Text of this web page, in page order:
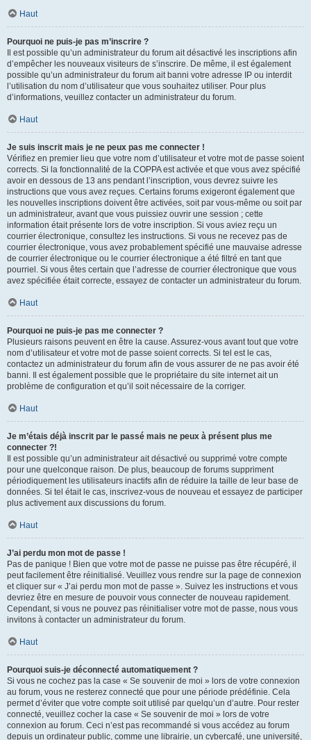
Haut
Pourquoi ne puis-je pas m’inscrire ?
Il est possible qu’un administrateur du forum ait désactivé les inscriptions afin
d’empêcher les nouveaux visiteurs de s’inscrire. De même, il est également
possible qu’un administrateur du forum ait banni votre adresse IP ou interdit
l’utilisation du nom d’utilisateur que vous souhaitez utiliser. Pour plus
d’informations, veuillez contacter un administrateur du forum.
Haut
Je suis inscrit mais je ne peux pas me connecter !
Vérifiez en premier lieu que votre nom d’utilisateur et votre mot de passe soient
corrects. Si la fonctionnalité de la COPPA est activée et que vous avez spécifié
avoir en dessous de 13 ans pendant l’inscription, vous devrez suivre les
instructions que vous avez reçues. Certains forums exigeront également que
les nouvelles inscriptions doivent être activées, soit par vous-même ou soit par
un administrateur, avant que vous puissiez ouvrir une session ; cette
information était présente lors de votre inscription. Si vous aviez reçu un
courrier électronique, consultez les instructions. Si vous ne recevez pas de
courrier électronique, vous avez probablement spécifié une mauvaise adresse
de courrier électronique ou le courrier électronique a été filtré en tant que
pourriel. Si vous êtes certain que l’adresse de courrier électronique que vous
avez spécifiée était correcte, essayez de contacter un administrateur du forum.
Haut
Pourquoi ne puis-je pas me connecter ?
Plusieurs raisons peuvent en être la cause. Assurez-vous avant tout que votre
nom d’utilisateur et votre mot de passe soient corrects. Si tel est le cas,
contactez un administrateur du forum afin de vous assurer de ne pas avoir été
banni. Il est également possible que le propriétaire du site internet ait un
problème de configuration et qu’il soit nécessaire de la corriger.
Haut
Je m’étais déjà inscrit par le passé mais ne peux à présent plus me
connecter ?!
Il est possible qu’un administrateur ait désactivé ou supprimé votre compte
pour une quelconque raison. De plus, beaucoup de forums suppriment
périodiquement les utilisateurs inactifs afin de réduire la taille de leur base de
données. Si tel était le cas, inscrivez-vous de nouveau et essayez de participer
plus activement aux discussions du forum.
Haut
J’ai perdu mon mot de passe !
Pas de panique ! Bien que votre mot de passe ne puisse pas être récupéré, il
peut facilement être réinitialisé. Veuillez vous rendre sur la page de connexion
et cliquer sur « J’ai perdu mon mot de passe ». Suivez les instructions et vous
devriez être en mesure de pouvoir vous connecter de nouveau rapidement.
Cependant, si vous ne pouvez pas réinitialiser votre mot de passe, nous vous
invitons à contacter un administrateur du forum.
Haut
Pourquoi suis-je déconnecté automatiquement ?
Si vous ne cochez pas la case « Se souvenir de moi » lors de votre connexion
au forum, vous ne resterez connecté que pour une période prédéfinie. Cela
permet d’éviter que votre compte soit utilisé par quelqu’un d’autre. Pour rester
connecté, veuillez cocher la case « Se souvenir de moi » lors de votre
connexion au forum. Ceci n’est pas recommandé si vous accédez au forum
depuis un ordinateur public, comme une librairie, un cybercafé, une université,